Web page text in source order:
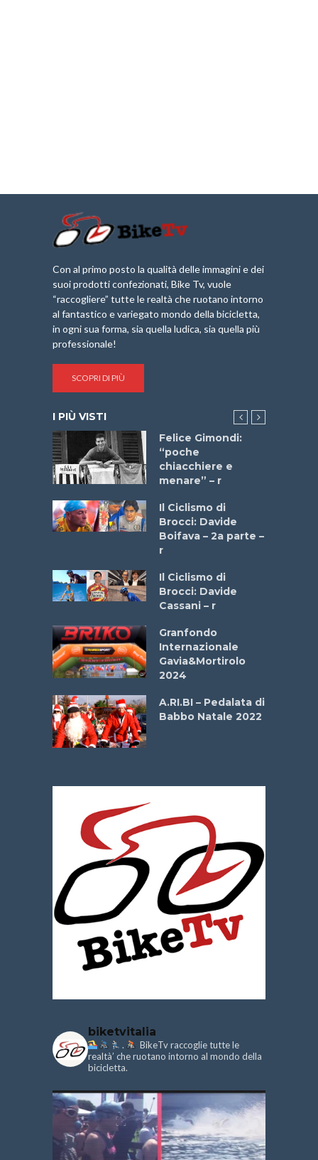
Con al primo posto la qualità delle immagini e dei
suoi prodotti confezionati, Bike Tv, vuole
“raccogliere” tutte le realtà che ruotano intorno
al fantastico e variegato mondo della bicicletta,
in ogni sua forma, sia quella ludica, sia quella più
professionale!
SCOPRI DI PIÙ
I PIÙ VISTI
Felice Gimondi:
“poche
chiacchiere e
menare” – r
Il Ciclismo di
Brocci: Davide
Boifava – 2a parte –
r
Il Ciclismo di
Brocci: Davide
Cassani – r
Granfondo
Internazionale
Gavia&Mortirolo
2024
A.RI.BI – Pedalata di
Babbo Natale 2022
biketvitalia
.
BikeTv raccoglie tutte le
realtà’ che ruotano intorno al mondo della
bicicletta.